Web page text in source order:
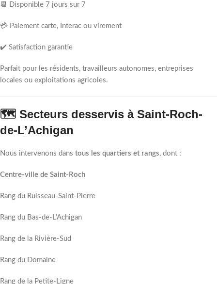
📆 Disponible 7 jours sur 7
💳 Paiement carte, Interac ou virement
✔️ Satisfaction garantie
Parfait pour les résidents, travailleurs autonomes, entreprises
locales ou exploitations agricoles.
🗺️ Secteurs desservis à Saint-Roch-
de-L’Achigan
Nous intervenons dans tous les quartiers et rangs, dont :
Centre-ville de Saint-Roch
Rang du Ruisseau-Saint-Pierre
Rang du Bas-de-L’Achigan
Rang de la Rivière-Sud
Rang du Domaine
Rang de la Petite-Ligne